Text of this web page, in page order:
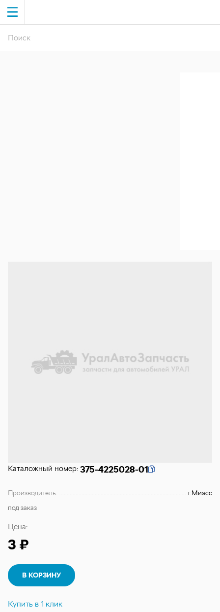
Каталожный номер: 375-4225028-01
Производитель:
г.Миасс
под заказ
Цена:
3 ₽
В КОРЗИНУ
Купить в 1 клик